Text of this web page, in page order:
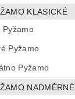
KLASICKÉ
Pyžamo
Pyžamo
Pyžamo
NADMĚRNÉ